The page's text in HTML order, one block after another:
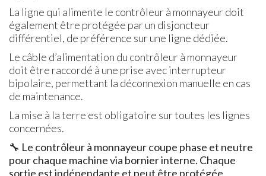
La ligne qui alimente le contrôleur à monnayeur doit
également être protégée par un disjoncteur
différentiel, de préférence sur une ligne dédiée.
Le câble d’alimentation du contrôleur à monnayeur
doit être raccordé à une prise avec interrupteur
bipolaire, permettant la déconnexion manuelle en cas
de maintenance.
La mise à la terre est obligatoire sur toutes les lignes
concernées.
🔧 Le contrôleur à monnayeur coupe phase et neutre
pour chaque machine via bornier interne. Chaque
sortie est indépendante et peut être protégée